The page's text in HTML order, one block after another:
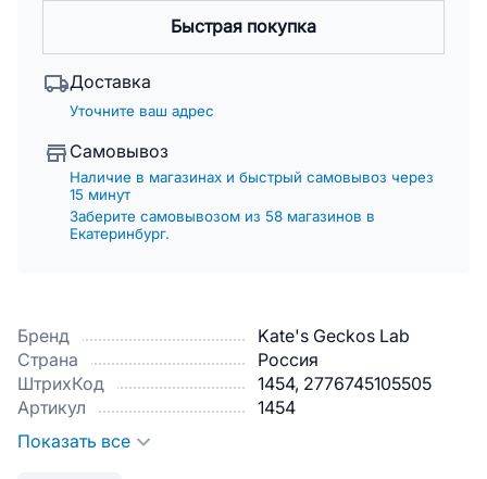
Бренд
Kate's Geckos Lab
Страна
Россия
ШтрихКод
1454, 2776745105505
Артикул
1454
Показать все
Быстрая покупка
Доставка
Уточните ваш адрес
Самовывоз
Наличие в магазинах и быстрый самовывоз через
15 минут
Заберите самовывозом из 58 магазинов в
Екатеринбург.